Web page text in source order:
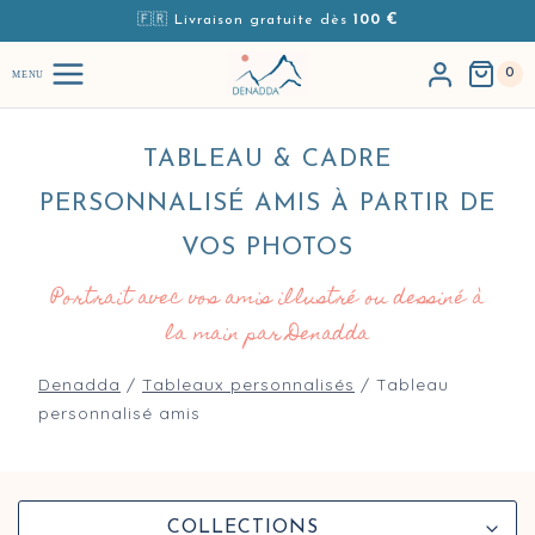
Aller au contenu🇫🇷 Livraison gratuite dès 100 €
MENU 0
TABLEAU & CADRE
PERSONNALISÉ AMIS À PARTIR DE
VOS PHOTOS
Portrait avec vos amis illustré ou dessiné à
la main par Denadda
Denadda / Tableaux personnalisés / Tableau
personnalisé amis
Navigation des cadres & tableaux personnalisés
COLLECTIONS